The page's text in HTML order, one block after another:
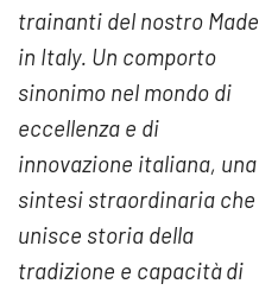
trainanti del nostro Made
in Italy. Un comporto
sinonimo nel mondo di
eccellenza e di
innovazione italiana, una
sintesi straordinaria che
unisce storia della
tradizione e capacità di